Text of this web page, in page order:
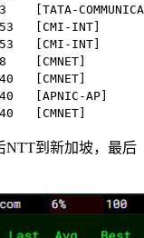
[CMI-INT]
[CMI-INT]
[CMNET]
[CMNET]
[APNIC-AP]
[CMNET]
NTT到新加坡，最后